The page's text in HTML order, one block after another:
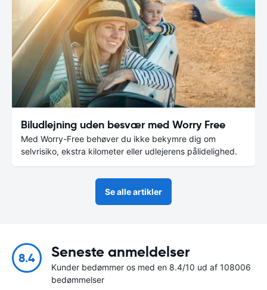
Biludlejning uden besvær med Worry Free
Med Worry-Free behøver du ikke bekymre dig om
selvrisiko, ekstra kilometer eller udlejerens pålidelighed.
Se alle artikler
8.4 Seneste anmeldelser
Kunder bedømmer os med en 8.4/10 ud af 108006
bedømmelser